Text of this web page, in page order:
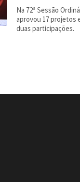
Na 72ª Sessão
aprovou 17 projetos